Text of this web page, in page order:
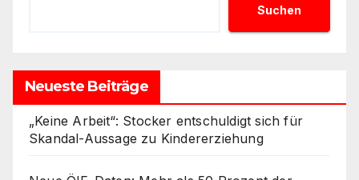
Suchen
Neueste Beiträge
„Keine Arbeit“: Stocker entschuldigt sich für
Skandal-Aussage zu Kindererziehung